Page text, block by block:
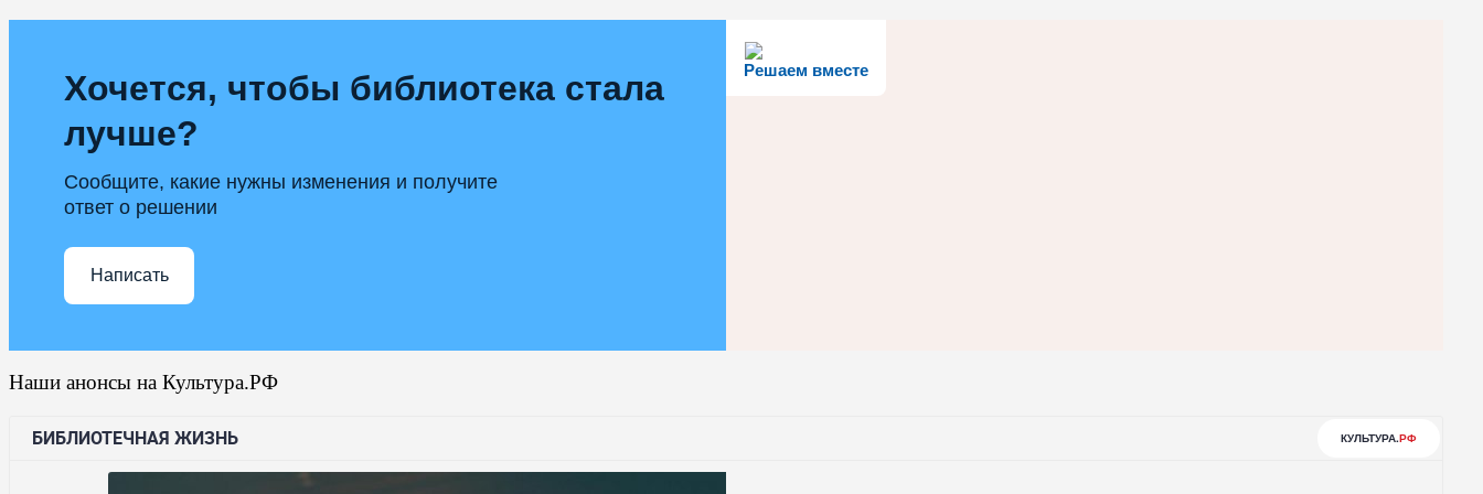
Решаем вместе
Хочется, чтобы библиотека стала
лучше?
Сообщите, какие нужны изменения и получите
ответ о решении
Написать
Наши анонсы на Культура.РФ